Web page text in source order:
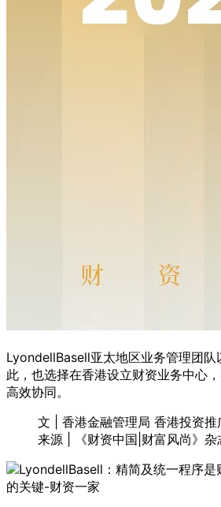
LyondellBasell亚太地区业务管理团队
此，也选择在香港设立财资业务中心
高效协同。
文 | 香港金融管理局 香港投资推
来源 | 《财资中国|财富风尚》